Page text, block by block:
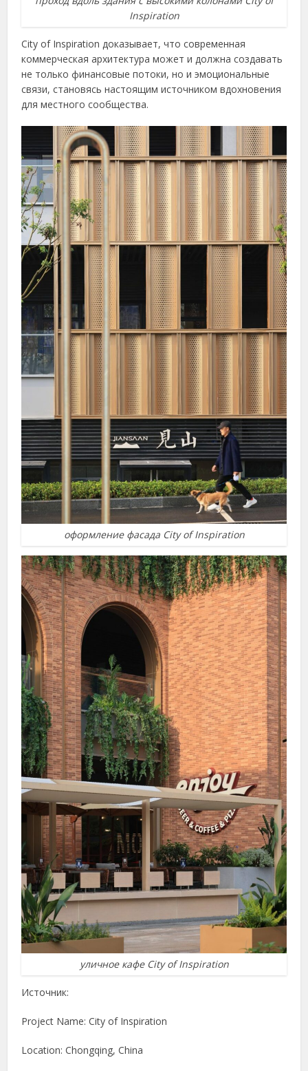
Inspiration
City of Inspiration доказывает, что современная
коммерческая архитектура может и должна создавать
не только финансовые потоки, но и эмоциональные
связи, становясь настоящим источником вдохновения
для местного сообщества.
оформление фасада City of Inspiration
уличное кафе City of Inspiration
Источник:
Project Name: City of Inspiration
Location: Chongqing, China